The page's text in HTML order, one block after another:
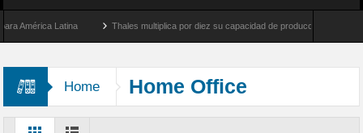
Latina Thales multiplica por diez su capacidad de producción de radares
Home Home Office